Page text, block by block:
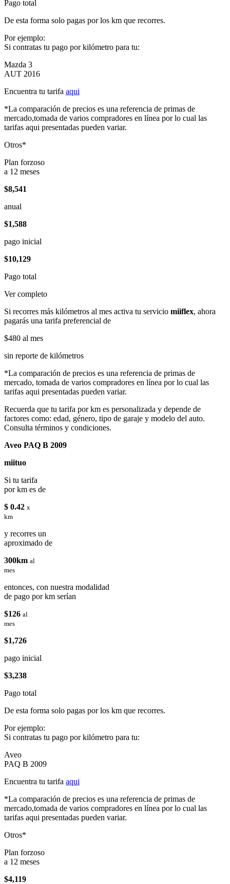
Pago total
De esta forma solo pagas por los km que recorres.
Por ejemplo:
Si contratas tu pago por kilómetro para tu:
Mazda 3
AUT 2016
Encuentra tu tarifa aqui
*La comparación de precios es una referencia de primas de
mercado,tomada de varios compradores en línea por lo cual las
tarifas aqui presentadas pueden variar.
Otros*
Plan forzoso
a 12 meses
$8,541
anual
$1,588
pago inicial
$10,129
Pago total
Ver completo
Si recorres más kilómetros al mes activa tu servicio miiflex, ahora
pagarás una tarifa preferencial de
$480 al mes
sin reporte de kilómetros
*La comparación de precios es una referencia de primas de
mercado, tomada de varios compradores en línea por lo cual las
tarifas aqui presentadas pueden variar.
Recuerda que tu tarifa por km es personalizada y depende de
factores como: edad, género, tipo de garaje y modelo del auto.
Consulta términos y condiciones.
Aveo PAQ B 2009
miituo
Si tu tarifa
por km es de
$ 0.42 x
km
y recorres un
aproximado de
300km al
mes
entonces, con nuestra modalidad
de pago por km serían
$126 al
mes
$1,726
pago inicial
$3,238
Pago total
De esta forma solo pagas por los km que recorres.
Por ejemplo:
Si contratas tu pago por kilómetro para tu:
Aveo
PAQ B 2009
Encuentra tu tarifa aqui
*La comparación de precios es una referencia de primas de
mercado,tomada de varios compradores en línea por lo cual las
tarifas aqui presentadas pueden variar.
Otros*
Plan forzoso
a 12 meses
$4,119